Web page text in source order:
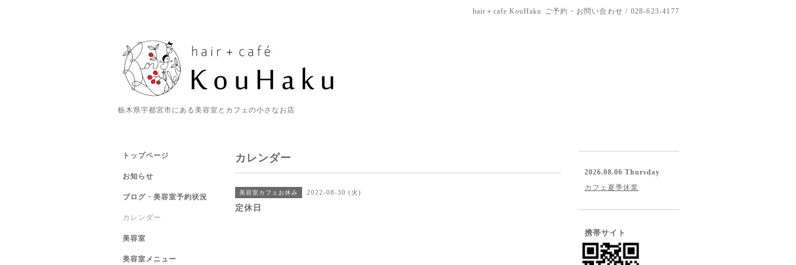
hair＋cafe KouHaku ご予約・お問い合わせ / 028-623-4177
栃木県宇都宮市にある美容室とカフェの小さなお店
カレンダー
美容室カフェお休み 2022-08-30 (火)
定休日
トップページ
お知らせ
ブログ・美容室予約状況
カレンダー
美容室
美容室メニュー
2026.08.06 Thursday
カフェ夏季休業
携帯サイト